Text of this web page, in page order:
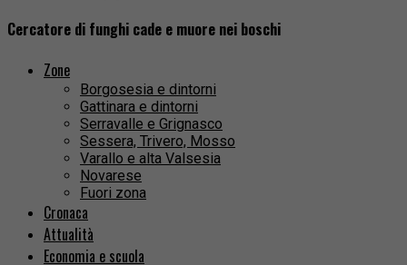
Cercatore di funghi cade e muore nei boschi
Zone
Borgosesia e dintorni
Gattinara e dintorni
Serravalle e Grignasco
Sessera, Trivero, Mosso
Varallo e alta Valsesia
Novarese
Fuori zona
Cronaca
Attualità
Economia e scuola